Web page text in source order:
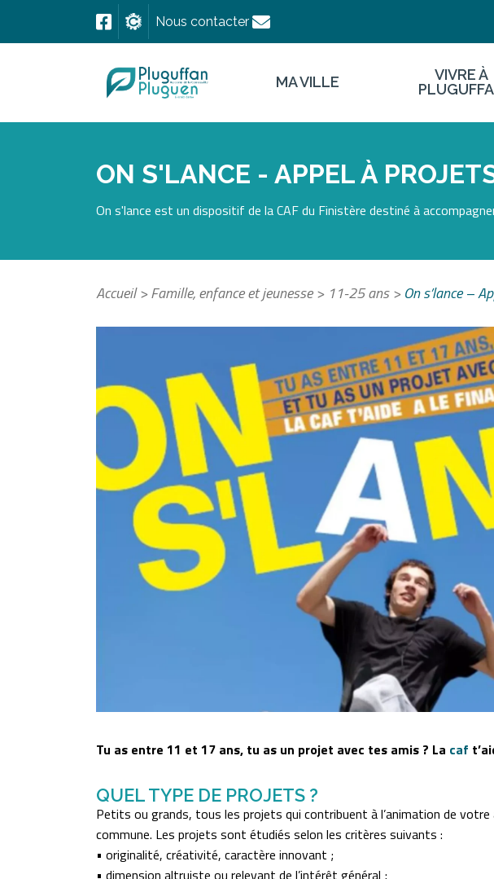
Nous contacter
MA VILLE
VIVRE À
ON S'LANCE - APPEL À
On s'lance est un dispositif de la CAF du Finistère destiné à
Accueil>Famille, enfance et jeunesse> 11-25 ans>On s’lance –
Tu as entre 11 et 17 ans, tu as un projet avec tes amis ? La caf
QUEL TYPE DE PROJETS ?
Petits ou grands, tous les projets qui contribuent à l’animation de
commune. Les projets sont étudiés selon les critères suivants :
• originalité, créativité, caractère innovant ;
• dimension altruiste ou relevant de l’intérêt général ;